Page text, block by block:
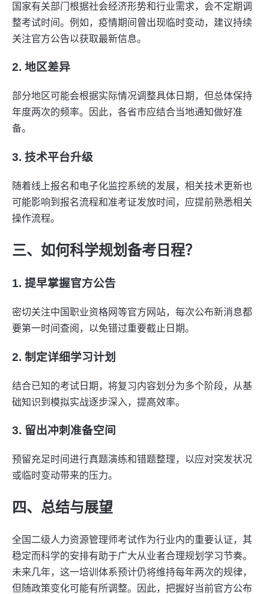
国家有关部门根据社会经济形势和行业需求，会不定期调
整考试时间。例如，疫情期间曾出现临时变动，建议持续
关注官方公告以获取最新信息。
2. 地区差异
部分地区可能会根据实际情况调整具体日期，但总体保持
年度两次的频率。因此，各省市应结合当地通知做好准
备。
3. 技术平台升级
随着线上报名和电子化监控系统的发展，相关技术更新也
可能影响到报名流程和准考证发放时间，应提前熟悉相关
操作流程。
三、如何科学规划备考日程？
1. 提早掌握官方公告
密切关注中国职业资格网等官方网站，每次公布新消息都
要第一时间查阅，以免错过重要截止日期。
2. 制定详细学习计划
结合已知的考试日期，将复习内容划分为多个阶段，从基
础知识到模拟实战逐步深入，提高效率。
3. 留出冲刺准备空间
预留充足时间进行真题演练和错题整理，以应对突发状况
或临时变动带来的压力。
四、总结与展望
全国二级人力资源管理师考试作为行业内的重要认证，其
稳定而科学的安排有助于广大从业者合理规划学习节奏。
未来几年，这一培训体系预计仍将维持每年两次的规律，
但随政策变化可能有所调整。因此，把握好当前官方公布